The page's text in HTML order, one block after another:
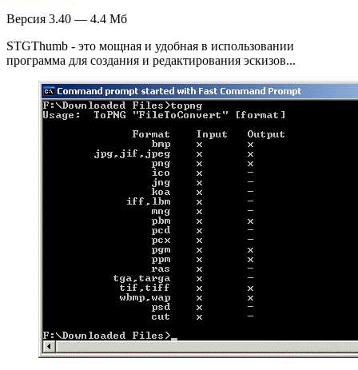
Версия 3.40 — 4.4 Мб
STGThumb - это мощная и удобная в использовании
программа для создания и редактирования эскизов...